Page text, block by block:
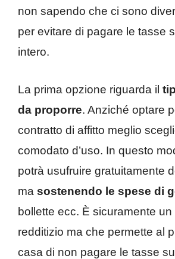
non sapendo che ci sono
per evitare di pagare le tasse
intero.
La prima opzione riguarda il
da proporre. Anziché optare
contratto di affitto meglio
comodato d’uso. In questo
potrà usufruire gratuitamente
ma sostenendo le spese di
bollette ecc. È sicuramente
redditizio ma che permette al
casa di non pagare le tasse